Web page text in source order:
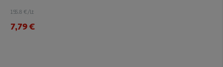
155.8 €/Lt
7,79 €